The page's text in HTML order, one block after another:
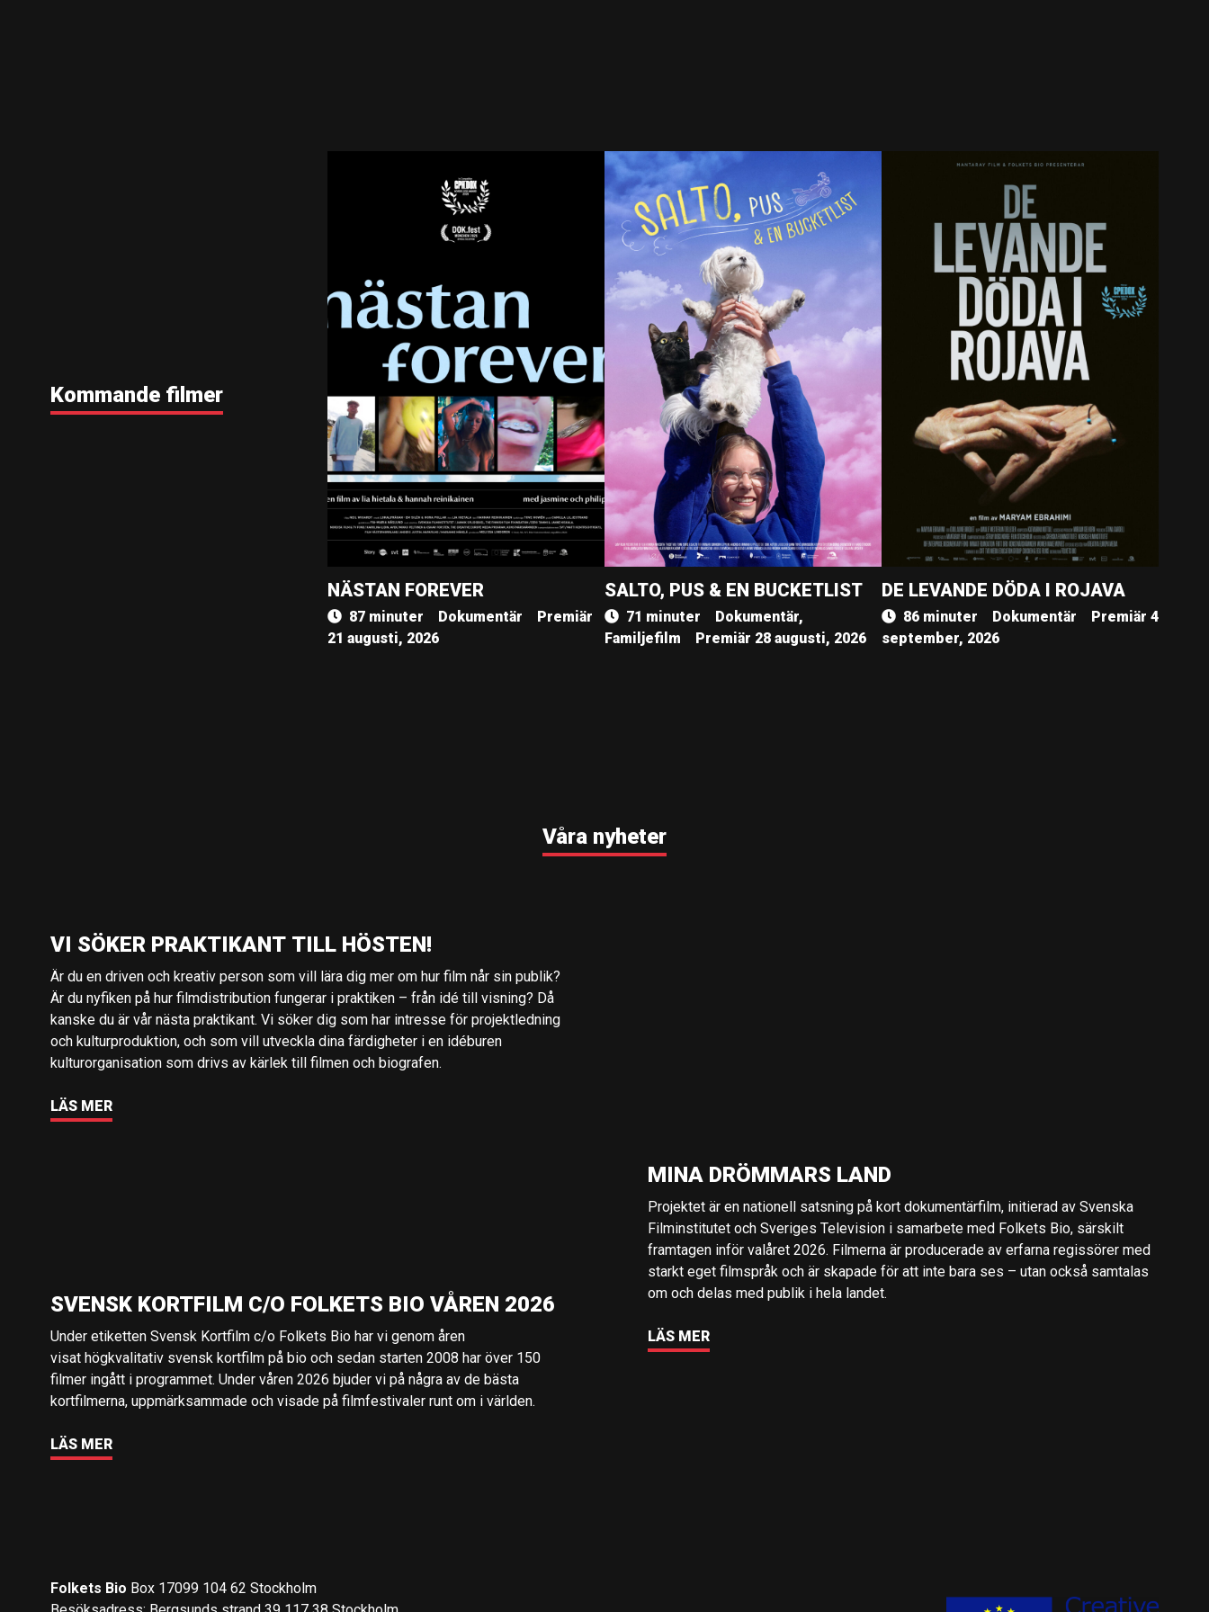
Kommande filmer
NÄSTAN FOREVER
87 minuter Dokumentär
Premiär
21 augusti, 2026
SALTO, PUS & EN BUCKETLIST
71 minuter
Dokumentär,
Familjefilm
Premiär 28 augusti, 2026
DE LEVANDE DÖDA I ROJAVA
86 minuter Dokumentär
Premiär 4
september, 2026
Våra nyheter
VI SÖKER PRAKTIKANT TILL HÖSTEN!
Är du en driven och kreativ person som vill lära dig mer om hur film når sin publik?
Är du nyfiken på hur filmdistribution fungerar i praktiken – från idé till visning? Då
kanske du är vår nästa praktikant. Vi söker dig som har intresse för projektledning
och kulturproduktion, och som vill utveckla dina färdigheter i en idéburen
kulturorganisation som drivs av kärlek till filmen och biografen.
LÄS MER
MINA DRÖMMARS LAND
Projektet är en nationell satsning på kort dokumentärfilm, initierad av Svenska
Filminstitutet och Sveriges Television i samarbete med Folkets Bio, särskilt
framtagen inför valåret 2026. Filmerna är producerade av erfarna regissörer med
starkt eget filmspråk och är skapade för att inte bara ses – utan också samtalas
om och delas med publik i hela landet.
LÄS MER
SVENSK KORTFILM C/O FOLKETS BIO VÅREN 2026
Under etiketten Svensk Kortfilm c/o Folkets Bio har vi genom åren
visat högkvalitativ svensk kortfilm på bio och sedan starten 2008 har över 150
filmer ingått i programmet. Under våren 2026 bjuder vi på några av de bästa
kortfilmerna, uppmärksammade och visade på filmfestivaler runt om i världen.
LÄS MER
Folkets Bio Box 17099 104 62 Stockholm